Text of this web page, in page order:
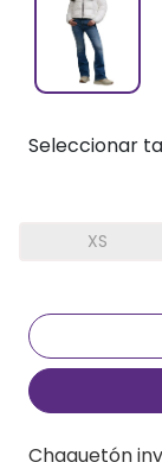
Seleccionar
XS
Chaquetón